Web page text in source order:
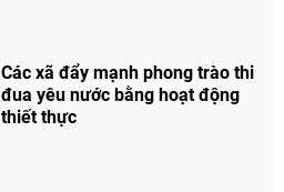
Chia sẻ
Facebook
Các xã đẩy mạnh phong trào thi
đua yêu nước bằng hoạt động
thiết thực